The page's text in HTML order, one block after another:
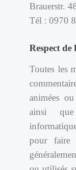
Brauerstr.
Tél : 0970
Respect
Toutes les
animées
ainsi
pour faire